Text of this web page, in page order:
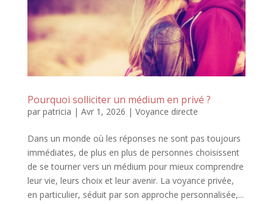
Pourquoi solliciter un médium en privé ?
par patricia | Avr 1, 2026 | Voyance directe
Dans un monde où les réponses ne sont pas toujours
immédiates, de plus en plus de personnes choisissent
de se tourner vers un médium pour mieux comprendre
leur vie, leurs choix et leur avenir. La voyance privée,
en particulier, séduit par son approche personnalisée,...